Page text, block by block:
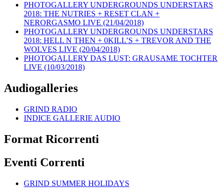
PHOTOGALLERY UNDERGROUNDS UNDERSTARS
2018: THE NUTRIES + RESET CLAN +
NERORGASMO LIVE (21/04/2018)
PHOTOGALLERY UNDERGROUNDS UNDERSTARS
2018: HELL N THEN + 0KILL’S + TREVOR AND THE
WOLVES LIVE (20/04/2018)
PHOTOGALLERY DAS LUST: GRAUSAME TOCHTER
LIVE (10/03/2018)
Audiogalleries
GRIND RADIO
INDICE GALLERIE AUDIO
Format Ricorrenti
Eventi Correnti
GRIND SUMMER HOLIDAYS